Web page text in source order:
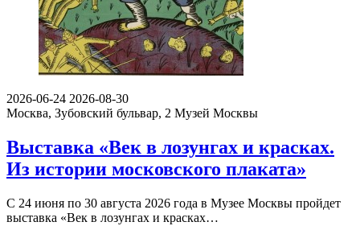
2026-06-24 2026-08-30
Москва, Зубовский бульвар, 2 Музей Москвы
Выставка «Век в лозунгах и красках.
Из истории московского плаката»
С 24 июня по 30 августа 2026 года в Музее Москвы пройдет
выставка «Век в лозунгах и красках…